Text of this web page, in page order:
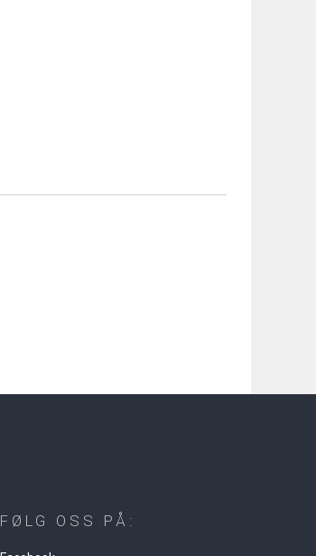
FØLG OSS PÅ: